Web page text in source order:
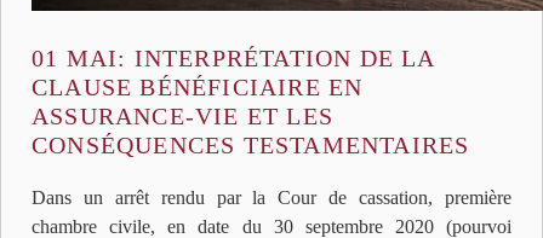
01 MAI: INTERPRÉTATION DE LA
CLAUSE BÉNÉFICIAIRE EN
ASSURANCE-VIE ET LES
CONSÉQUENCES TESTAMENTAIRES
Dans un arrêt rendu par la Cour de cassation, première
chambre civile, en date du 30 septembre 2020 (pourvoi